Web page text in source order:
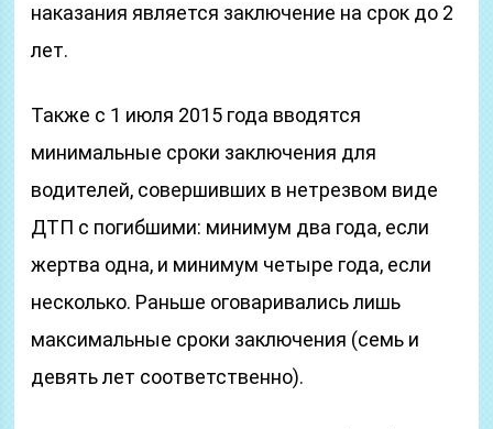
наказания является заключение на срок до 2
лет.
Также с 1 июля 2015 года вводятся
минимальные сроки заключения для
водителей, совершивших в нетрезвом виде
ДТП с погибшими: минимум два года, если
жертва одна, и минимум четыре года, если
несколько. Раньше оговаривались лишь
максимальные сроки заключения (семь и
девять лет соответственно).